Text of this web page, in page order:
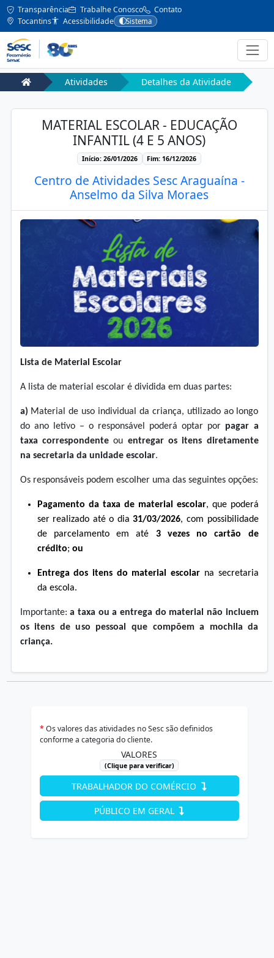
Transparência Trabalhe Conosco
Contato
Tocantins
Acessibilidade Sistema
Atividades Detalhes da Atividade
MATERIAL ESCOLAR - EDUCAÇÃO
INFANTIL (4 E 5 ANOS)
Início: 26/01/2026 Fim: 16/12/2026
Centro de Atividades Sesc Araguaína -
Anselmo da Silva Moraes
Lista de Material Escolar
A lista de material escolar é dividida em duas partes:
a) Material de uso individual da criança, utilizado ao longo
do ano letivo – o responsável poderá optar por pagar a
taxa correspondenteou entregar os itens diretamente
na secretaria da unidade escolar.
Os responsáveis podem escolher uma das seguintes opções:
Pagamento da taxa de material escolar, que poderá
ser realizado até o dia31/03/2026, com possibilidade
de parcelamento em até 3 vezes no cartão de
crédito; ou
Entrega dos itens do material escolar na secretaria
da escola.
Importante:a taxa ou a entrega do material não incluem
os itens de uso pessoal que compõem a mochila da
criança.
*Os valores das atividades no Sesc são definidos
conforme a categoria do cliente.
VALORES
(Clique para verificar)
TRABALHADOR DO COMÉRCIO
PÚBLICO EM GERAL